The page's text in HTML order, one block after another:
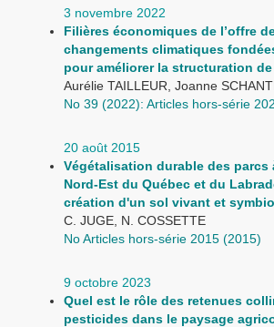
3 novembre 2022
Filières économiques de l’offre
changements climatiques
pour améliorer la structuration de
Aurélie TAILLEUR, Joanne
No 39 (2022): Articles hors-série
20 août 2015
Végétalisation durable des
Nord-Est du Québec et du
création d'un sol vivant et
C. JUGE, N. COSSETTE
No Articles hors-série 2015 (2015)
9 octobre 2023
Quel est le rôle des retenues
pesticides dans le paysage